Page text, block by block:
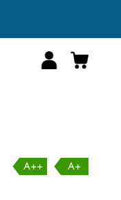
Carrello
A++ A+